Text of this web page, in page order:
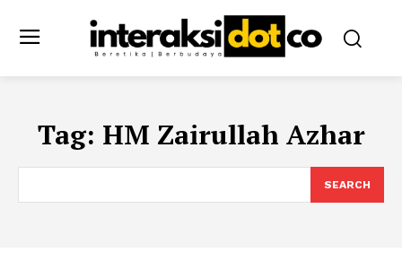
Tag: HM Zairullah Azhar
SEARCH